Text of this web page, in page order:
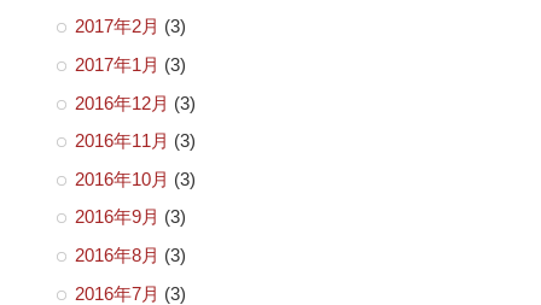
2017年2月 (3)
2017年1月 (3)
2016年12月 (3)
2016年11月 (3)
2016年10月 (3)
2016年9月 (3)
2016年8月 (3)
2016年7月 (3)